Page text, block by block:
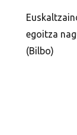
egoitza
(Bilbo)